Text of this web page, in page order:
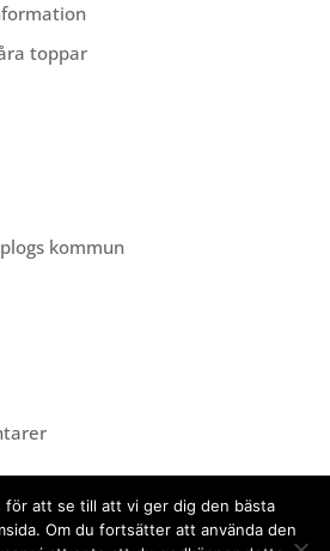
toppar
kommun
för att se till att vi ger dig den bästa
Om du fortsätter att använda den